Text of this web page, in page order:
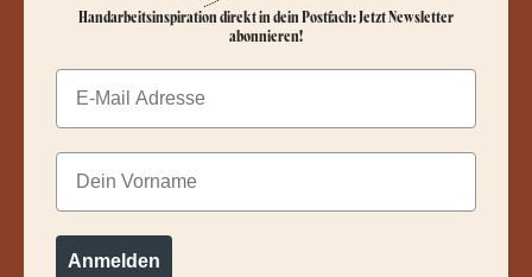
Handarbeitsinspiration direkt in dein Postfach: Jetzt Newsletter
abonnieren!
Email
Dein Vorname
Anmelden